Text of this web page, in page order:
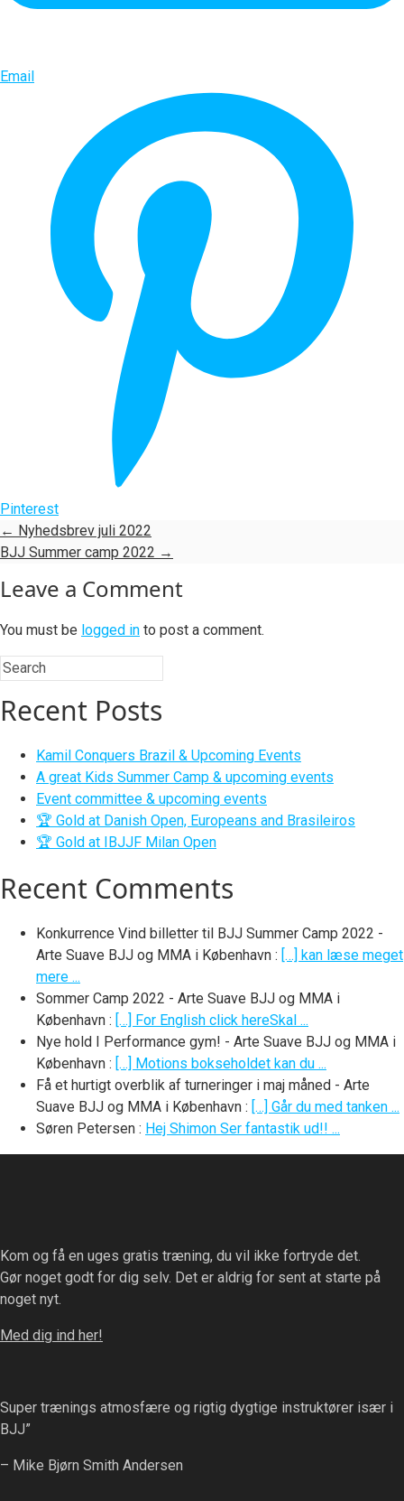
Email
Pinterest
← Nyhedsbrev juli 2022
BJJ Summer camp 2022 →
Leave a Comment
You must be logged in to post a comment.
Recent Posts
Kamil Conquers Brazil & Upcoming Events
A great Kids Summer Camp & upcoming events
Event committee & upcoming events
🏆 Gold at Danish Open, Europeans and Brasileiros
🏆 Gold at IBJJF Milan Open
Recent Comments
Konkurrence Vind billetter til BJJ Summer Camp 2022 -
Arte Suave BJJ og MMA i København : […] kan læse meget
mere ...
Sommer Camp 2022 - Arte Suave BJJ og MMA i
København : […] For English click hereSkal ...
Nye hold I Performance gym! - Arte Suave BJJ og MMA i
København : […] Motions bokseholdet kan du ...
Få et hurtigt overblik af turneringer i maj måned - Arte
Suave BJJ og MMA i København : […] Går du med tanken ...
Søren Petersen : Hej Shimon Ser fantastik ud!! ...
Kom og få en uges gratis træning, du vil ikke fortryde det.
Gør noget godt for dig selv. Det er aldrig for sent at starte på
noget nyt.
Med dig ind her!
Super trænings atmosfære og rigtig dygtige instruktører især i
BJJ”
– Mike Bjørn Smith Andersen